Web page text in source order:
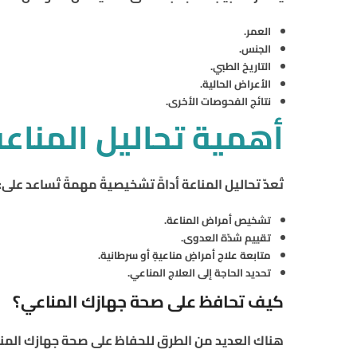
العمر.
الجنس.
التاريخ الطبي.
الأعراض الحالية.
نتائج الفحوصات الأخرى.
أهمية تحاليل
تُعدّ تحاليل المناعة أداةً تشخيصيةً مهمةً تُساعد
تشخيص أمراض المناعة.
تقييم شدّة العدوى.
متابعة علاج أمراضٍ مناعيةٍ أو سرطانية.
تحديد الحاجة إلى العلاج المناعي.
كيف تحافظ على صحة جهازك المناعي؟
هناك العديد من الطرق للحفاظ على صحة جهازك